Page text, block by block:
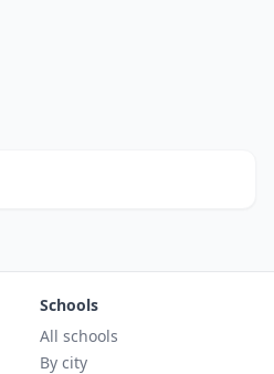
Schools
All schools
By city